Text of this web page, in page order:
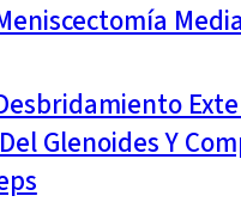
Glenoides Y